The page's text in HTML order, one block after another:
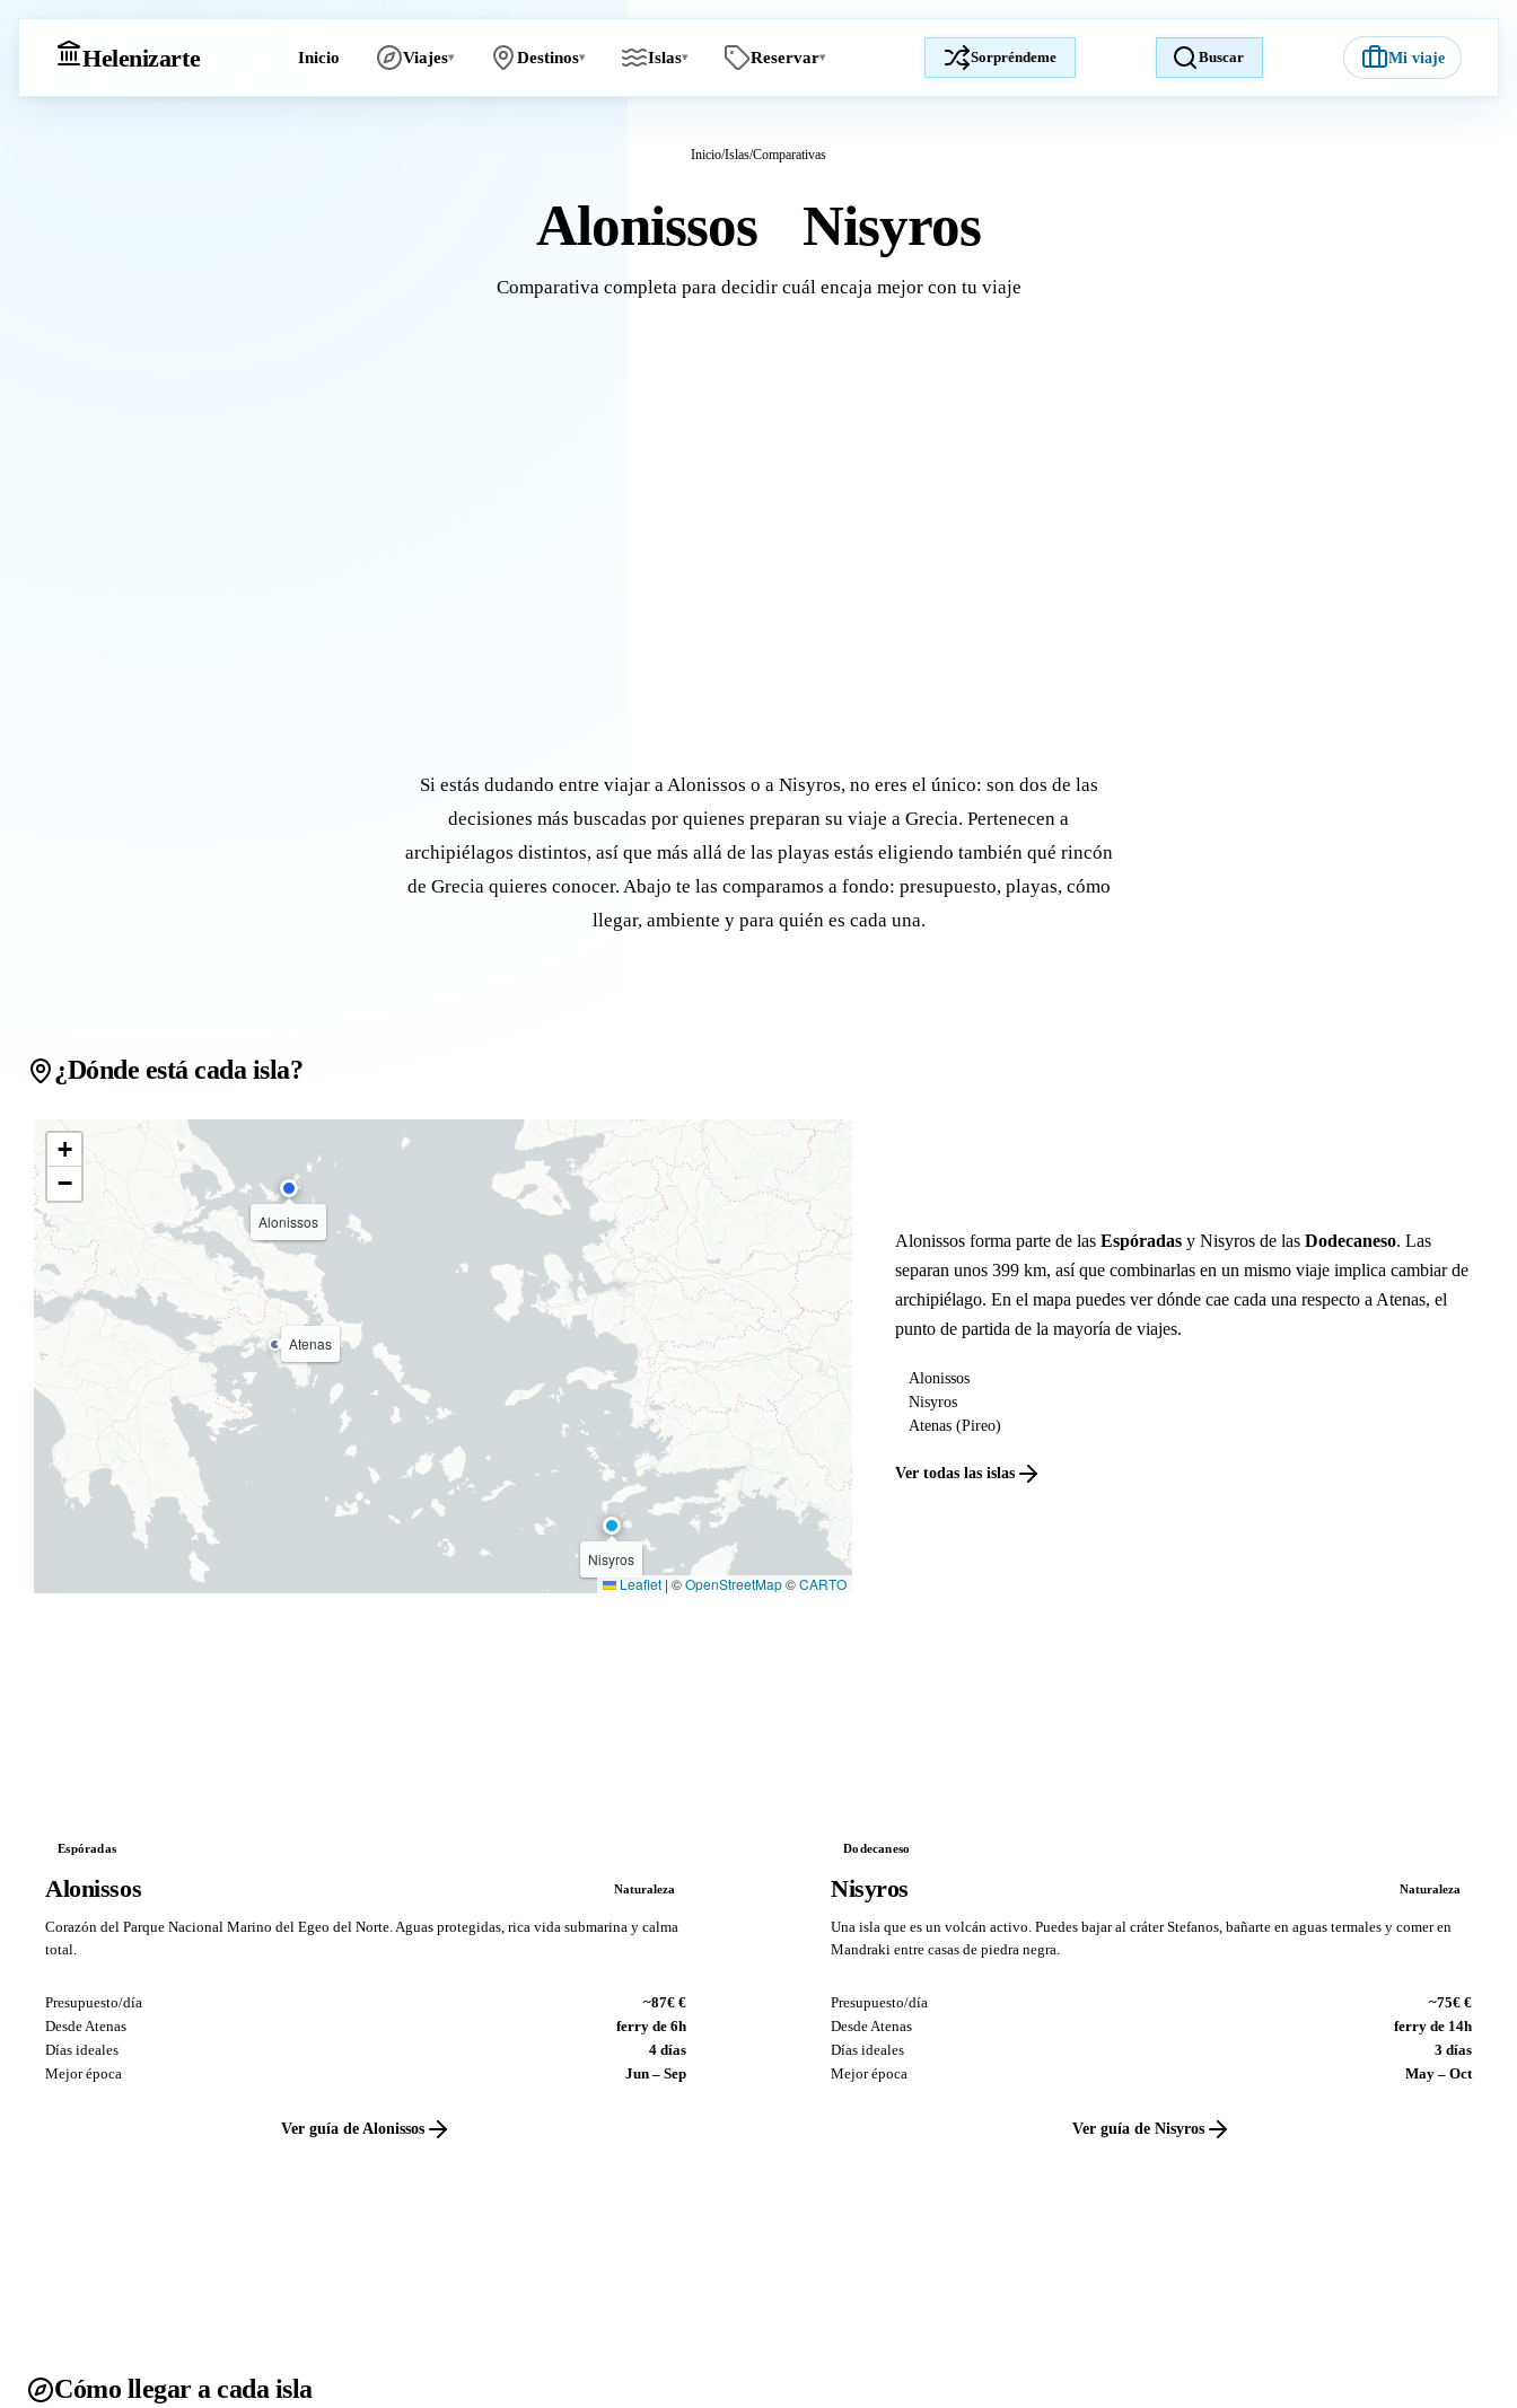
Helenizarte Inicio Viajes▾ Destinos▾ Islas▾ Reservar▾ Sorpréndeme Buscar Mi viaje
Inicio/Islas/Comparativas
Alonissos Nisyros
Comparativa completa para decidir cuál encaja mejor con tu viaje
Si estás dudando entre viajar a Alonissos o a Nisyros, no eres el único: son dos de las
decisiones más buscadas por quienes preparan su viaje a Grecia. Pertenecen a
archipiélagos distintos, así que más allá de las playas estás eligiendo también qué rincón
de Grecia quieres conocer. Abajo te las comparamos a fondo: presupuesto, playas, cómo
llegar, ambiente y para quién es cada una.
¿Dónde está cada isla?
Alonissos
Nisyros
Atenas
+
−
Leaflet | ©OpenStreetMap©CARTO
Alonissos forma parte de lasEspóradas y Nisyros de lasDodecaneso. Las
separan unos 399 km, así que combinarlas en un mismo viaje implica cambiar de
archipiélago. En el mapa puedes ver dónde cae cada una respecto a Atenas, el
punto de partida de la mayoría de viajes.
Alonissos
Nisyros
Atenas (Pireo)
Ver todas las islas
Espóradas
Alonissos Naturaleza
Corazón del Parque Nacional Marino del Egeo del Norte. Aguas protegidas, rica vida submarina y calma
total.
Presupuesto/día
~87€ €
Desde Atenas
ferry de 6h
Días ideales
4 días
Mejor época
Jun – Sep
Ver guía de Alonissos
Dodecaneso
Nisyros Naturaleza
Una isla que es un volcán activo. Puedes bajar al cráter Stefanos, bañarte en aguas termales y comer en
Mandraki entre casas de piedra negra.
Presupuesto/día
~75€ €
Desde Atenas
ferry de 14h
Días ideales
3 días
Mejor época
May – Oct
Ver guía de Nisyros
Cómo llegar a cada isla